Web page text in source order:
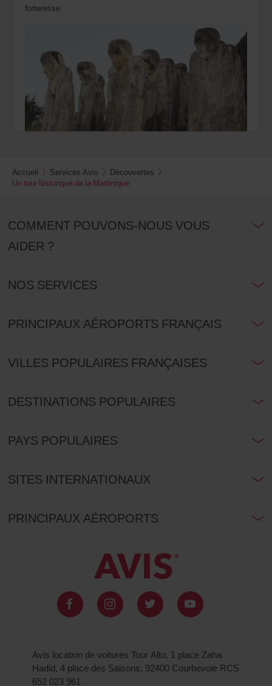
forteresse.
Accueil Services Avis
Découvertes
Un tour historique de la Martinique
COMMENT POUVONS-NOUS VOUS
AIDER ?
NOS SERVICES
PRINCIPAUX AÉROPORTS FRANÇAIS
VILLES POPULAIRES FRANÇAISES
DESTINATIONS POPULAIRES
PAYS POPULAIRES
SITES INTERNATIONAUX
PRINCIPAUX AÉROPORTS
Avis location de voitures Tour Alto, 1 place Zaha
Hadid, 4 place des Saisons, 92400 Courbevoie RCS
652 023 961